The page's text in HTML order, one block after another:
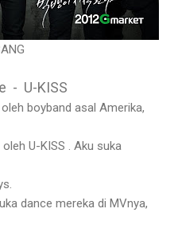
- U-KISS
boyband asal Amerika,
U-KISS . Aku suka
dance mereka di MVnya,